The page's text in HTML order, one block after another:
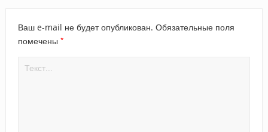
Ваш e-mail не будет опубликован. Обязательные поля
помечены *